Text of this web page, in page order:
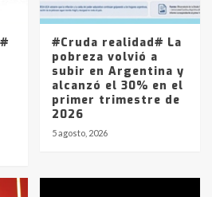
desde YPF hasta Axion
a 1338 pesos
#Cruda realidad# La
pobreza volvió a
subir en Argentina y
alcanzó el 30% en el
primer trimestre de
2026
5 agosto, 2026